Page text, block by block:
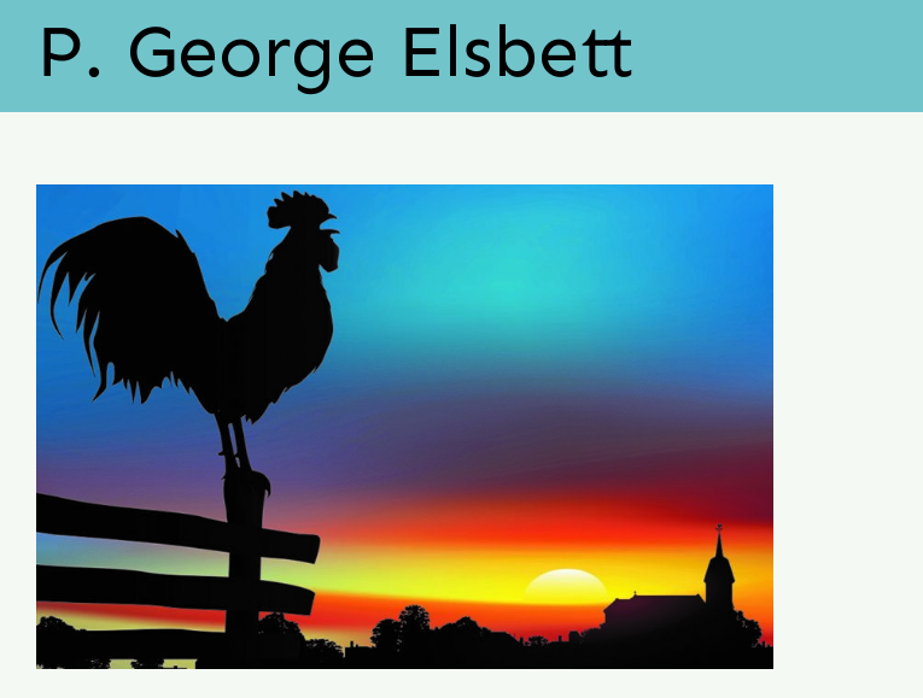
P. George Elsbett